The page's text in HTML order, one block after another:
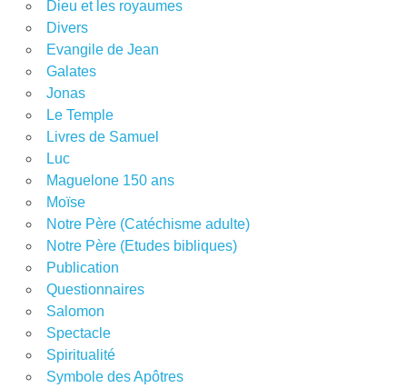
Dieu et les royaumes
Divers
Evangile de Jean
Galates
Jonas
Le Temple
Livres de Samuel
Luc
Maguelone 150 ans
Moïse
Notre Père (Catéchisme adulte)
Notre Père (Etudes bibliques)
Publication
Questionnaires
Salomon
Spectacle
Spiritualité
Symbole des Apôtres